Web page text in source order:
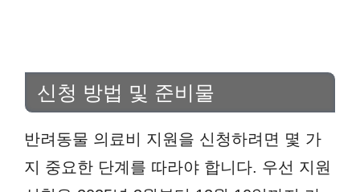
신청 방법 및 준비물
반려동물 의료비 지원을 신청하려면 몇 가
지 중요한 단계를 따라야 합니다. 우선 지원